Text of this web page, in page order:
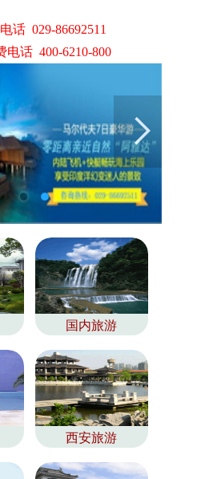
话 029-86692511
电话 400-6210-800
国内旅游
西安旅游